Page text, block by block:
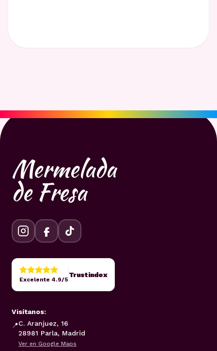
Mermelada
de Fresa
Excelente 4.9/5
Trustindex
Visítanos:
📍C. Aranjuez, 16
28981 Parla, Madrid
Ver en Google Maps